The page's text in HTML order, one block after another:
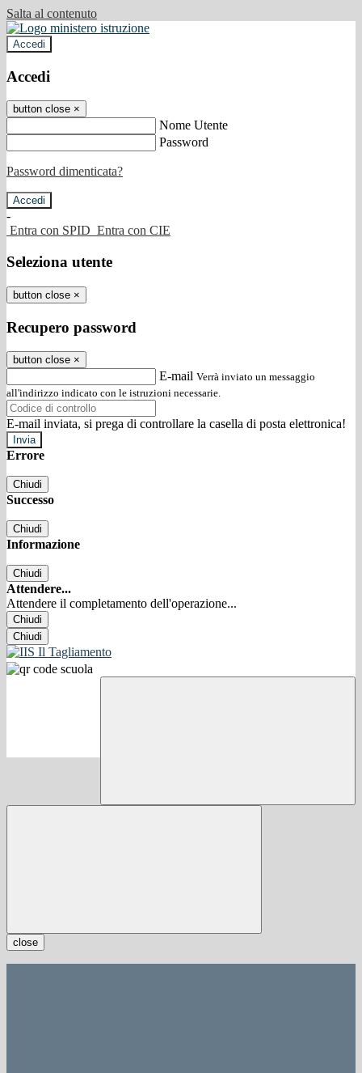
Salta al contenuto
Accedi
Accedi
button close ×
Nome Utente
Password
Password dimenticata?
-
Entra con SPID Entra con CIE
Seleziona utente
button close ×
Recupero password
button close ×
E-mail Verrà inviato un messaggio
all'indirizzo indicato con le istruzioni necessarie.
E-mail inviata, si prega di controllare la casella di posta elettronica!
Errore
Chiudi
Successo
Chiudi
Informazione
Chiudi
Attendere...
Attendere il completamento dell'operazione...
Chiudi
Chiudi
close